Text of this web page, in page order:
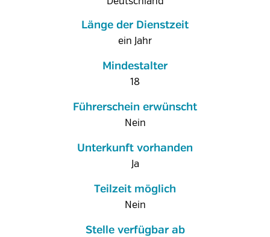
Länge der Dienstzeit
ein Jahr
Mindestalter
18
Führerschein erwünscht
Nein
Unterkunft vorhanden
Ja
Teilzeit möglich
Nein
Stelle verfügbar ab